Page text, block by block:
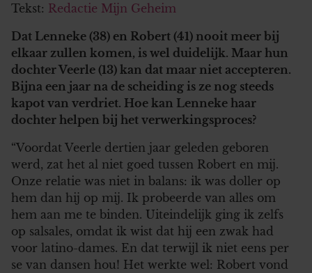
Tekst: Redactie Mijn Geheim
Dat Lenneke (38) en Robert (41) nooit meer bij
elkaar zullen komen, is wel duidelijk. Maar hun
dochter Veerle (13) kan dat maar niet accepteren.
Bijna een jaar na de scheiding is ze nog steeds
kapot van verdriet. Hoe kan Lenneke haar
dochter helpen bij het verwerkingsproces?
“Voordat Veerle dertien jaar geleden geboren
werd, zat het al niet goed tussen Robert en mij.
Onze relatie was niet in balans: ik was doller op
hem dan hij op mij. Ik probeerde van alles om
hem aan me te binden. Uiteindelijk ging ik zelfs
op salsales, omdat ik wist dat hij een zwak had
voor latino-dames. En dat terwijl ik niet eens per
se van dansen hou! Het werkte wel: Robert vond